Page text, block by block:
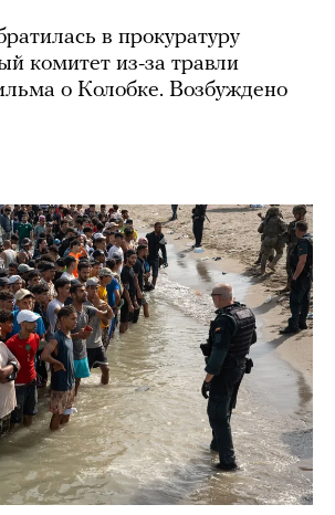
в прокуратуру
комитет из-за травли
о Колобке. Возбуждено